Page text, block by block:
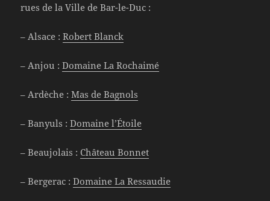
rues de la Ville de Bar-le-Duc :
– Alsace :Robert Blanck
– Anjou :Domaine La Rochaimé
– Ardèche :Mas de Bagnols
– Banyuls :Domaine l’Étoile
– Beaujolais : Château Bonnet
– Bergerac :Domaine La Ressaudie